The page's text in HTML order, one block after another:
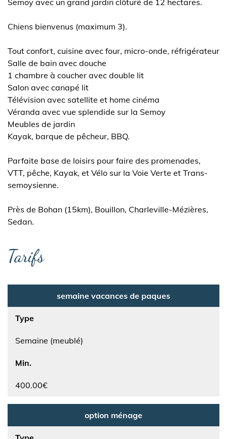
Semoy avec un grand jardin clôturé de 12 hectares.
Chiens bienvenus (maximum 3).
Tout confort, cuisine avec four, micro-onde, réfrigérateur
Salle de bain avec douche
1 chambre à coucher avec double lit
Salon avec canapé lit
Télévision avec satellite et home cinéma
Véranda avec vue splendide sur la Semoy
Meubles de jardin
Kayak, barque de pêcheur, BBQ.
Parfaite base de loisirs pour faire des promenades,
VTT, pêche, Kayak, et Vélo sur la Voie Verte et Trans-
semoysienne.
Près de Bohan (15km), Bouillon, Charleville-Mézières,
Sedan.
Tarifs
semaine vacances de paques
Type
Semaine (meublé)
Min.
400.00€
option ménage